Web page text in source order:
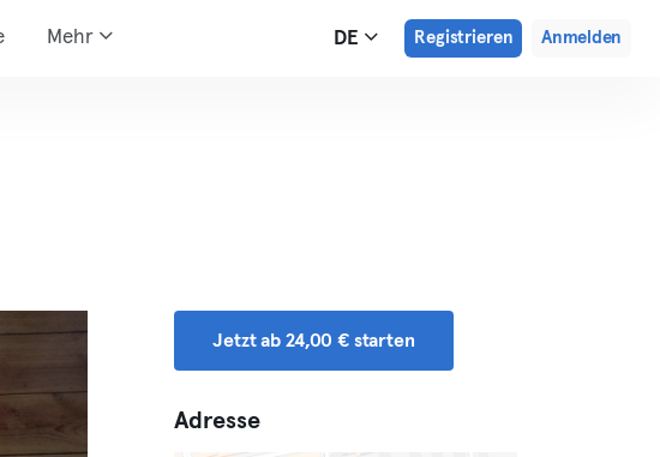
Mehr DE Registrieren Anmelden
Jetzt ab 24,00 € starten
Adresse